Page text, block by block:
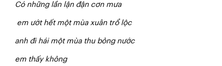
Có những lần lận đận cơn mưa
em ướt hết một mùa xuân trổ lộc
anh đi hái một mùa thu bỏng nước
em thấy không